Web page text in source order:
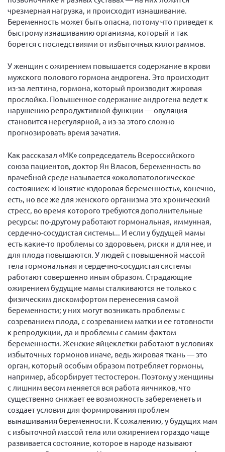
Брянская область
Владимирская область
Волгоградская область
Ивановская область
Калининградская область
Кемеровская область
Кировская область
Краснодарский край
Красноярский край
Липецкая область
Ленинградская область
г. Москва
Московская область
Мурманская область
Нижегородская область
Новгородская область
Новосибирская область
Омская область
Оренбургская область
Пензенская область
Республика Башкортостан
Республика Бурятия
Республика Карелия
Республика Калмыкия
Республика Хакасия
Ростовская область
г. Санкт-Петербург
чрезмерная нагрузка, и происходит изнашивание.
Беременность может быть опасна, потому что приведет к
быстрому изнашиванию организма, который и так
борется с последствиями от избыточных килограммов.
У женщин с ожирением повышается содержание в крови
мужского полового гормона андрогена. Это происходит
из-за лептина, гормона, который производит жировая
прослойка. Повышенное содержание андрогена ведет к
нарушению репродуктивной функции — овуляция
становится нерегулярной, а из-за этого сложно
прогнозировать время зачатия.
Как рассказал «МК» сопредседатель Всероссийского
союза пациентов, доктор Ян Власов, беременность во
врачебной среде называется «околопатологическое
состояние»: «Понятие «здоровая беременность», конечно,
есть, но все же для женского организма это хронический
стресс, во время которого требуются дополнительные
ресурсы: по-другому работают гормональная, иммунная,
сердечно-сосудистая системы... И если у будущей мамы
есть какие-то проблемы со здоровьем, риски и для нее, и
для плода повышаются. У людей с повышенной массой
тела гормональная и сердечно-сосудистая системы
работают совершенно иным образом. Страдающие
ожирением будущие мамы сталкиваются не только с
физическим дискомфортом перенесения самой
беременности; у них могут возникать проблемы с
созреванием плода, с созреванием матки и ее готовности
к репродукции, да и проблемы с самим фактом
беременности. Женские яйцеклетки работают в условиях
избыточных гормонов иначе, ведь жировая ткань — это
орган, который особым образом потребляет гормоны,
например, абсорбирует тестостерон. Поэтому у женщины
с лишним весом меняется вся работа яичников, что
существенно снижает ее возможность забеременеть и
создает условия для формирования проблем
вынашивания беременности. К сожалению, у будущих мам
с избыточной массой тела или ожирением гораздо чаще
развивается состояние, которое в народе называют